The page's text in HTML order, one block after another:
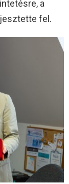
a
fel.